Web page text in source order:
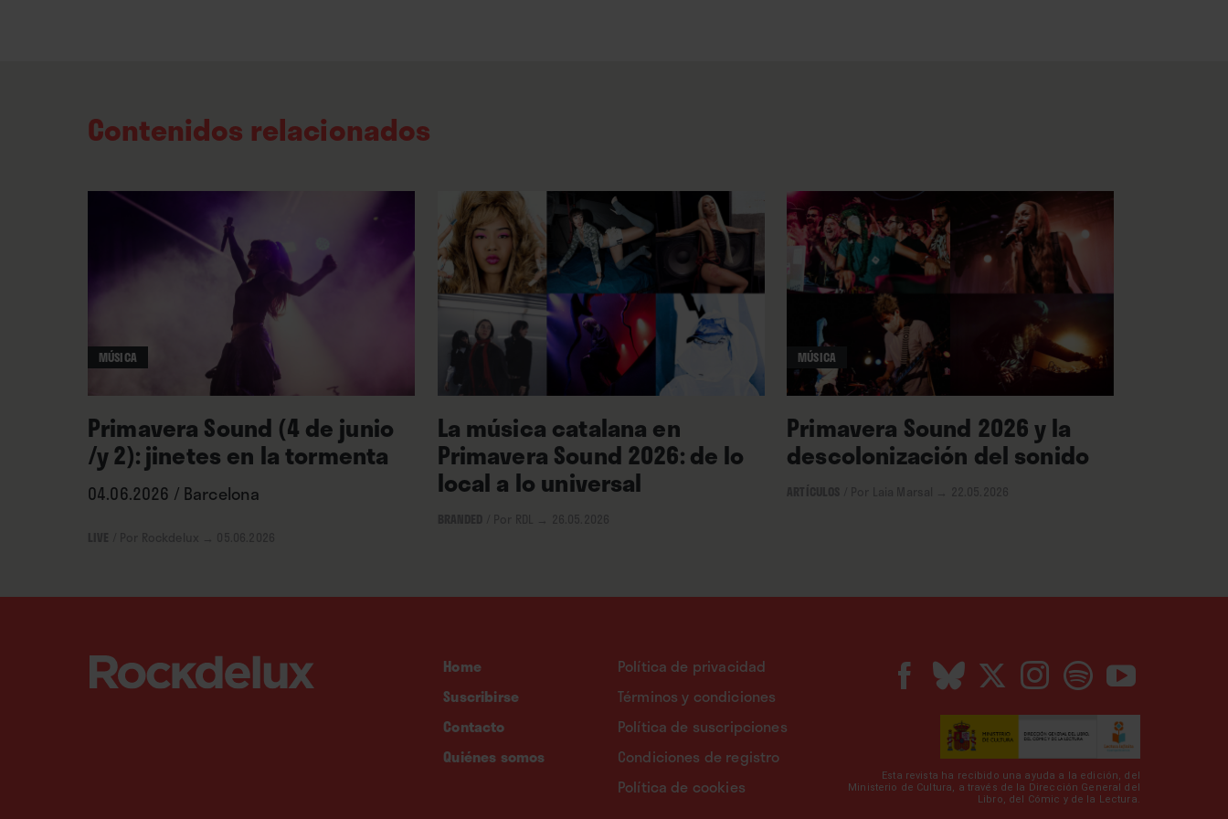
Un alarde de versatilidad que permite a Rojuu esbozar la fluidez de su
generación, pero también tender puentes con las anteriores: el
samplede
“Amor imposible” de Camela, himno previo a su propio nacimiento,
resuena ahora mismo en el dormitorio de algún chaval de los 2000 a quien
han roto por primera vez el corazón. ∎
Contenidos relacionados
MÚSICA
Primavera Sound (4 de junio
/y 2): jinetes en la tormenta
04.06.2026 / Barcelona
La música catalana en
Primavera Sound 2026: de lo
local a lo universal
MÚSICA
Primavera Sound 2026 y la
descolonización del sonido
Home
Suscribirse
Contacto
Quiénes somos
Política de privacidad
Términos y condiciones
Política de suscripciones
Condiciones de registro
Política de cookies
Esta revista ha recibido una ayuda a la edición, del
Ministerio de Cultura, a través de la Dirección General del
Libro, del Cómic y de la Lectura.